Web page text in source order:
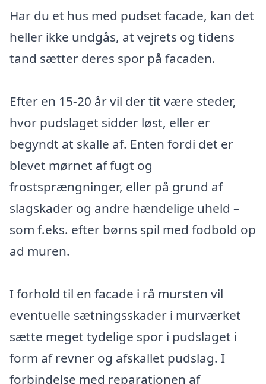
Har du et hus med pudset facade, kan det
heller ikke undgås, at vejrets og tidens
tand sætter deres spor på facaden.
Efter en 15-20 år vil der tit være steder,
hvor pudslaget sidder løst, eller er
begyndt at skalle af. Enten fordi det er
blevet mørnet af fugt og
frostsprængninger, eller på grund af
slagskader og andre hændelige uheld –
som f.eks. efter børns spil med fodbold op
ad muren.
I forhold til en facade i rå mursten vil
eventuelle sætningsskader i murværket
sætte meget tydelige spor i pudslaget i
form af revner og afskallet pudslag. I
forbindelse med reparationen af